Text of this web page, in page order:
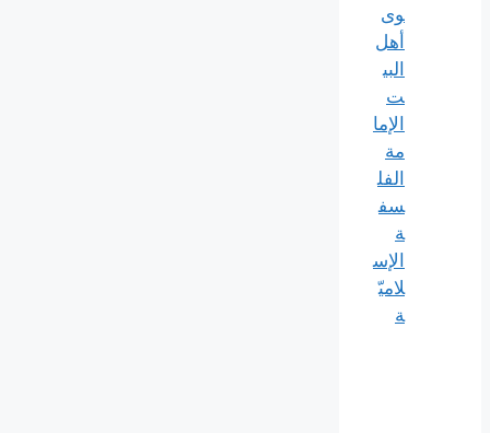
وی
أهل
البي
ت
الإما
مة
الفل
سف
ة
الإس
لاميّ
ة